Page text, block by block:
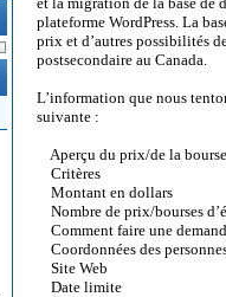
plateforme WordPress. La
prix et d’autres possibilités
postsecondaire au Canada.
L’information que nous
suivante :
Aperçu du prix/de la bourse
Critères
Montant en dollars
Nombre de prix/bourses
Comment faire une
Coordonnées des
Site Web
Date limite